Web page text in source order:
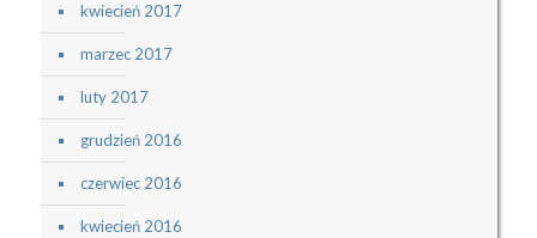
kwiecień 2017
marzec 2017
luty 2017
grudzień 2016
czerwiec 2016
kwiecień 2016